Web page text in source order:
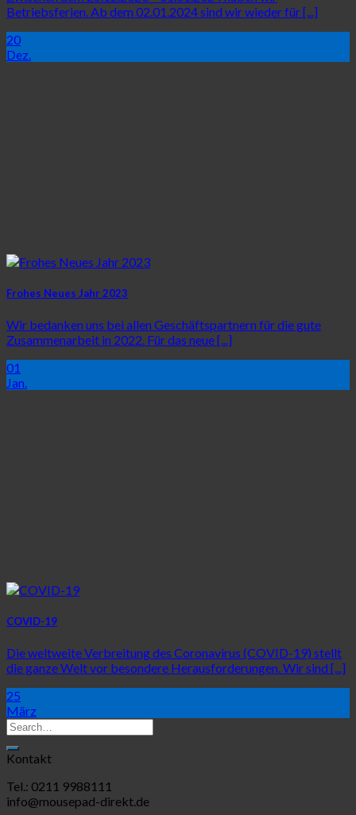
Betriebsferien. Ab dem 02.01.2024 sind wir wieder für [...]
20
Dez.
Frohes Neues Jahr 2023
Wir bedanken uns bei allen Geschäftspartnern für die gute
Zusammenarbeit in 2022. Für das neue [...]
01
Jan.
COVID-19
Die weltweite Verbreitung des Coronavirus (COVID-19) stellt
die ganze Welt vor besondere Herausforderungen. Wir sind [...]
25
März
Kontakt
Tel.: 0211 9988111
info@mousepad-direkt.de